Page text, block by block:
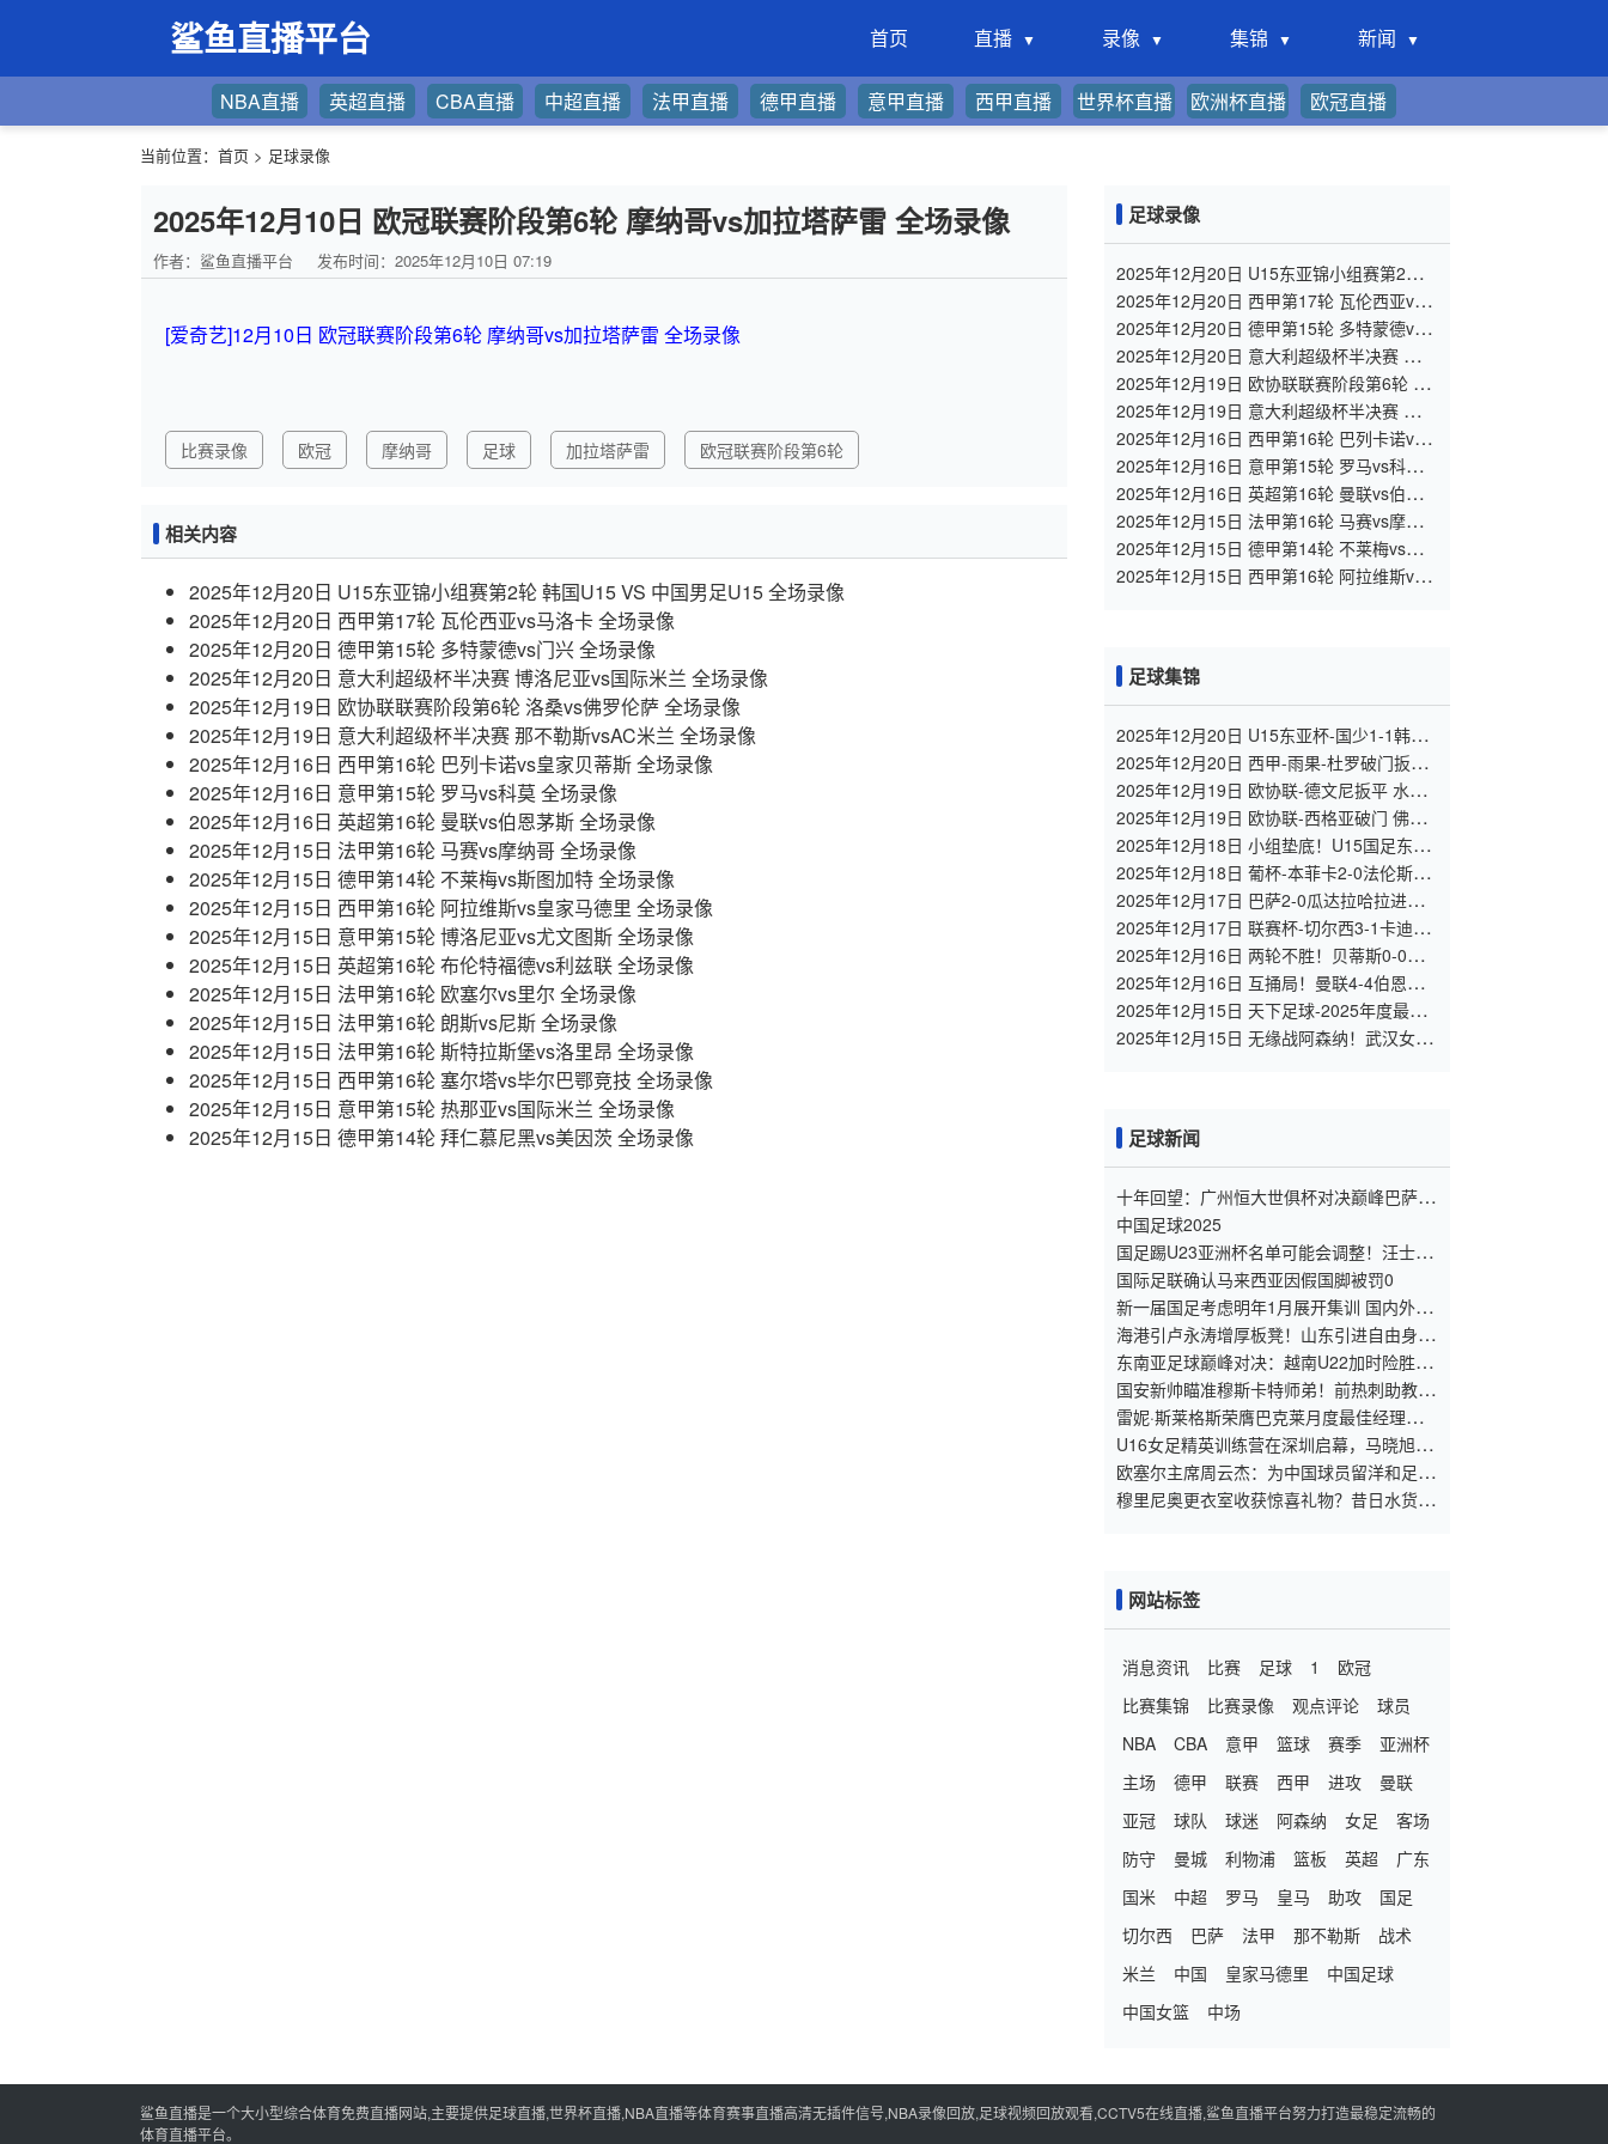
鲨鱼直播平台 首页 直播 录像 集锦 新闻
NBA直播 英超直播 CBA直播 中超直播 法甲直播 德甲直播 意甲直播 西甲直播 世界杯直播 欧洲杯直播 欧冠直播
当前位置： 首页 > 足球录像
2025年12月10日 欧冠联赛阶段第6轮 摩纳哥vs加拉塔萨雷 全场录像
作者：鲨鱼直播平台 发布时间：2025年12月10日 07:19
[爱奇艺]12月10日 欧冠联赛阶段第6轮 摩纳哥vs加拉塔萨雷 全场录像
比赛录像 欧冠 摩纳哥 足球 加拉塔萨雷 欧冠联赛阶段第6轮
相关内容
2025年12月20日 U15东亚锦小组赛第2轮 韩国U15 VS 中国男足U15 全场录像
2025年12月20日 西甲第17轮 瓦伦西亚vs马洛卡 全场录像
2025年12月20日 德甲第15轮 多特蒙德vs门兴 全场录像
2025年12月20日 意大利超级杯半决赛 博洛尼亚vs国际米兰 全场录像
2025年12月19日 欧协联联赛阶段第6轮 洛桑vs佛罗伦萨 全场录像
2025年12月19日 意大利超级杯半决赛 那不勒斯vsAC米兰 全场录像
2025年12月16日 西甲第16轮 巴列卡诺vs皇家贝蒂斯 全场录像
2025年12月16日 意甲第15轮 罗马vs科莫 全场录像
2025年12月16日 英超第16轮 曼联vs伯恩茅斯 全场录像
2025年12月15日 法甲第16轮 马赛vs摩纳哥 全场录像
2025年12月15日 德甲第14轮 不莱梅vs斯图加特 全场录像
2025年12月15日 西甲第16轮 阿拉维斯vs皇家马德里 全场录像
2025年12月15日 意甲第15轮 博洛尼亚vs尤文图斯 全场录像
2025年12月15日 英超第16轮 布伦特福德vs利兹联 全场录像
2025年12月15日 法甲第16轮 欧塞尔vs里尔 全场录像
2025年12月15日 法甲第16轮 朗斯vs尼斯 全场录像
2025年12月15日 法甲第16轮 斯特拉斯堡vs洛里昂 全场录像
2025年12月15日 西甲第16轮 塞尔塔vs毕尔巴鄂竞技 全场录像
2025年12月15日 意甲第15轮 热那亚vs国际米兰 全场录像
2025年12月15日 德甲第14轮 拜仁慕尼黑vs美因茨 全场录像
足球录像
2025年12月20日 U15东亚锦小组赛第2轮
韩国U15 VS 中国男足U15 全场录像
2025年12月20日 西甲第17轮 瓦伦西亚vs
马洛卡 全场录像
2025年12月20日 德甲第15轮 多特蒙德vs
门兴 全场录像
2025年12月20日 意大利超级杯半决赛 博洛
尼亚vs国际米兰 全场录像
2025年12月19日 欧协联联赛阶段第6轮 洛
桑vs佛罗伦萨 全场录像
2025年12月19日 意大利超级杯半决赛 那不
勒斯vsAC米兰 全场录像
2025年12月16日 西甲第16轮 巴列卡诺vs
皇家贝蒂斯 全场录像
2025年12月16日 意甲第15轮 罗马vs科莫
全场录像
2025年12月16日 英超第16轮 曼联vs伯恩
茅斯 全场录像
2025年12月15日 法甲第16轮 马赛vs摩纳
哥 全场录像
2025年12月15日 德甲第14轮 不莱梅vs斯
图加特 全场录像
2025年12月15日 西甲第16轮 阿拉维斯vs
足球集锦
2025年12月20日 U15东亚杯-国少1-1韩国2
轮不胜继续垫底 末轮将战中国香港U15
2025年12月20日 西甲-雨果-杜罗破门扳平
瓦伦西亚1-1马洛卡
2025年12月19日 欧协联-德文尼扳平 水晶
宫主场2-2库普斯
2025年12月19日 欧协联-西格亚破门 佛罗
伦萨客场0-1洛桑
2025年12月18日 小组垫底！U15国足东亚
杯首战0-3不敌日本U15，下场将对阵韩国
2025年12月18日 葡杯-本菲卡2-0法伦斯晋
级八强 奥塔门迪失点，里奥斯、伊万破门
2025年12月17日 巴萨2-0瓜达拉哈拉进国
王杯16强 拉师傅、滕森破门德容亚马尔助
2025年12月17日 联赛杯-切尔西3-1卡迪夫
城晋级四强 加纳乔失良机+双响内托建功
2025年12月16日 两轮不胜！贝蒂斯0-0巴
列卡诺 迭戈略伦特伤退帕拉松远射中柱
2025年12月16日 互捅局！曼联4-4伯恩茅
斯 B费任意球+传射樱桃多次疑似手球未判
2025年12月15日 天下足球-2025年度最佳
阵容
2025年12月15日 无缘战阿森纳！武汉女足
足球新闻
十年回望：广州恒大世俱杯对决巅峰巴萨，
激情与荣耀的中国足球记忆
中国足球2025
国足踢U23亚洲杯名单可能会调整！汪士钦
有可能会被补招，最终等官方通知
国际足联确认马来西亚因假国脚被罚0
新一届国足考虑明年1月展开集训 国内外分
两阶段进行
海港引卢永涛增厚板凳！山东引进自由身朴
志洙？不打亚冠没大用！瞎折腾不如练兵
东南亚足球巅峰对决：越南U22加时险胜夺
冠，中国U22成潜力考验对象
国安新帅瞄准穆斯卡特师弟！前热刺助教挂
帅，亚冠目标他能实现吗？
雷妮·斯莱格斯荣膺巴克莱月度最佳经理提
名，阿森纳女足蓄势待发
U16女足精英训练营在深圳启幕，马晓旭、
娄佳惠领衔教练团队
欧塞尔主席周云杰：为中国球员留洋和足球
青训搭建平台
穆里尼奥更衣室收获惊喜礼物？昔日水货谁
网站标签
消息资讯 比赛 足球 1
欧冠
比赛集锦
比赛录像 观点评论
球员
NBA
CBA 意甲 篮球 赛季
亚洲杯
主场
德甲 联赛 西甲 进攻
曼联
亚冠
球队 球迷 阿森纳 女足
客场
防守
曼城 利物浦 篮板 英超
广东
国米
中超 罗马 皇马 助攻
国足
切尔西
巴萨 法甲 那不勒斯
战术
米兰
中国 皇家马德里
中国足球
中国女篮
中场
鲨鱼直播是一个大小型综合体育免费直播网站,主要提供足球直播,世界杯直播,NBA直播等体育赛事直播高清无插件信号,NBA录像回放,足球视频回放观看,CCTV5在线直播,鲨鱼直播平台努力打造最稳定流畅的
体育直播平台。